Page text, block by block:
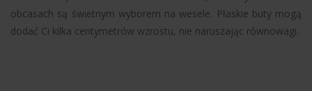
obcasach są świetnym wyborem na wesele. Płaskie buty mogą
dodać Ci kilka centymetrów wzrostu, nie naruszając równowagi.